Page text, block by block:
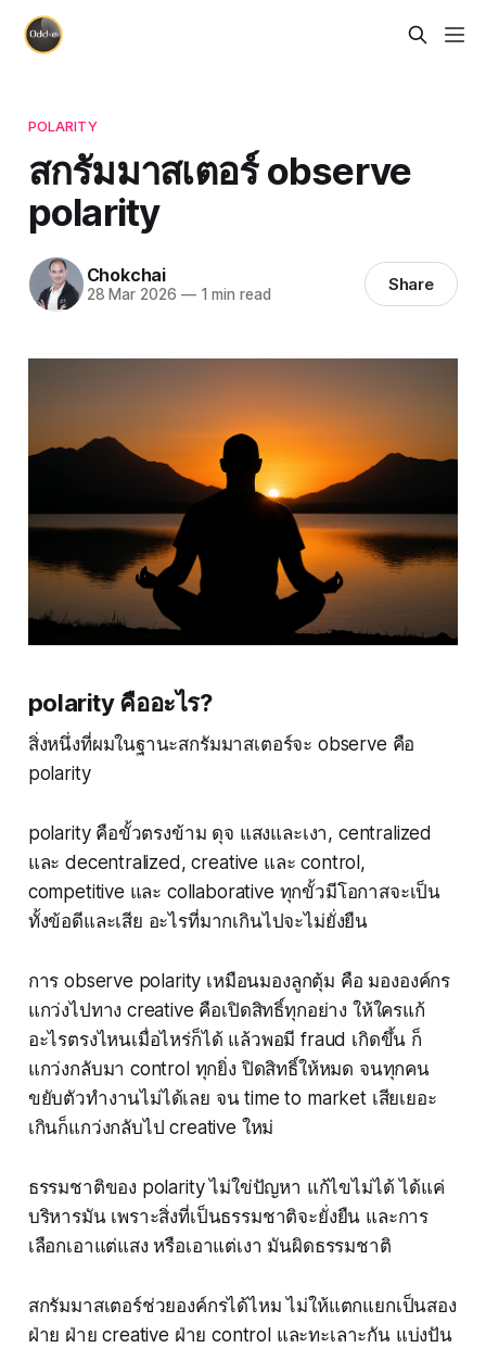
POLARITY
สกรัมมาสเตอร์ observe
polarity
Chokchai
28 Mar 2026 —1 min read Share
polarity คืออะไร?
สิ่งหนึ่งที่ผมในฐานะสกรัมมาสเตอร์จะ observe คือ
polarity
polarity คือขั้วตรงข้าม ดุจ แสงและเงา, centralized
และ decentralized, creative และ control,
competitive และ collaborative ทุกขั้วมีโอกาสจะเป็น
ทั้งข้อดีและเสีย อะไรที่มากเกินไปจะไม่ยั่งยืน
การ observe polarity เหมือนมองลูกตุ้ม คือ มององค์กร
แกว่งไปทาง creative คือเปิดสิทธิ์ทุกอย่าง ให้ใครแก้
อะไรตรงไหนเมื่อไหร่ก็ได้ แล้วพอมี fraud เกิดขึ้น ก็
แกว่งกลับมา control ทุกยิ่ง ปิดสิทธิ์ให้หมด จนทุกคน
ขยับตัวทำงานไม่ได้เลย จน time to market เสียเยอะ
เกินก็แกว่งกลับไป creative ใหม่
ธรรมชาติของ polarity ไม่ใข่ปัญหา แก้ไขไม่ได้ ได้แค่
บริหารมัน เพราะสิ่งที่เป็นธรรมชาติจะยั่งยืน และการ
เลือกเอาแต่แสง หรือเอาแต่เงา มันผิดธรรมชาติ
สกรัมมาสเตอร์ช่วยองค์กรได้ไหม ไม่ให้แตกแยกเป็นสอง
ฝ่าย ฝ่าย creative ฝ่าย control และทะเลาะกัน แบ่งปัน